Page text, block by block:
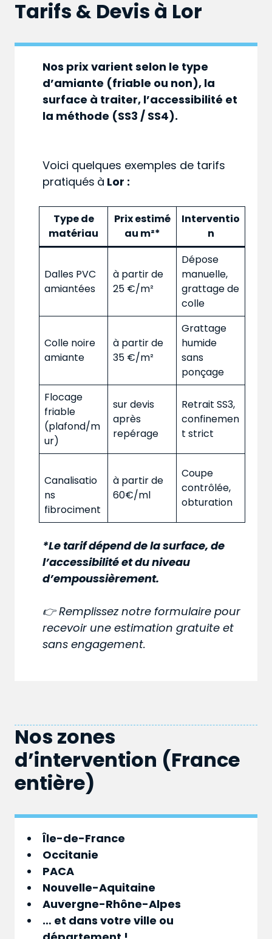
Tarifs & Devis à Lor
Nos prix varient selon le type
d’amiante (friable ou non), la
surface à traiter, l’accessibilité et
la méthode (SS3 / SS4).
Voici quelques exemples de tarifs
pratiqués à Lor :
Type de
matériau
Prix estimé
au m²*
Interventio
n
Dalles PVC
amiantées
à partir de
25 €/m²
Dépose
manuelle,
grattage de
colle
Colle noire
amiante
à partir de
35 €/m²
Grattage
humide
sans
ponçage
Flocage
friable
(plafond/m
ur)
sur devis
après
repérage
Retrait SS3,
confinemen
t strict
Canalisatio
ns
fibrociment
à partir de
60€/ml
Coupe
contrôlée,
obturation
*Le tarif dépend de la surface, de
l’accessibilité et du niveau
d’empoussièrement.
👉 Remplissez notre formulaire pour
recevoir une estimation gratuite et
sans engagement.
Nos zones
d’intervention (France
entière)
Île-de-France
Occitanie
PACA
Nouvelle-Aquitaine
Auvergne-Rhône-Alpes
… et dans votreville ou